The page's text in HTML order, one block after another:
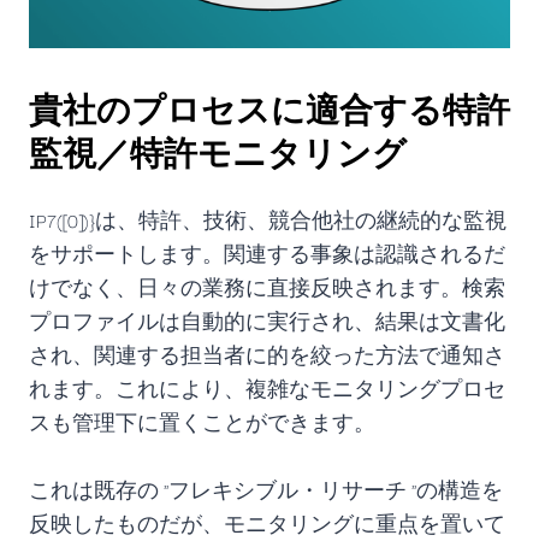
貴社のプロセスに適合する特許
監視／特許モニタリング
IP7([0])}は、特許、技術、競合他社の継続的な監視
をサポートします。関連する事象は認識されるだ
けでなく、日々の業務に直接反映されます。検索
プロファイルは自動的に実行され、結果は文書化
され、関連する担当者に的を絞った方法で通知さ
れます。これにより、複雑なモニタリングプロセ
スも管理下に置くことができます。
これは既存の "フレキシブル・リサーチ "の構造を
反映したものだが、モニタリングに重点を置いて